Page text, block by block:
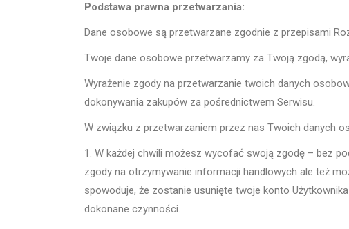
Podstawa prawna przetwarzania:
Dane osobowe są przetwarzane zgodnie z przepisami
Twoje dane osobowe przetwarzamy za Twoją zgodą,
Wyrażenie zgody na przetwarzanie twoich danych
dokonywania zakupów za pośrednictwem Serwisu.
W związku z przetwarzaniem przez nas Twoich danych
1. W każdej chwili możesz wycofać swoją zgodę – bez
zgody na otrzymywanie informacji handlowych ale też
spowoduje, że zostanie usunięte twoje konto
dokonane czynności.